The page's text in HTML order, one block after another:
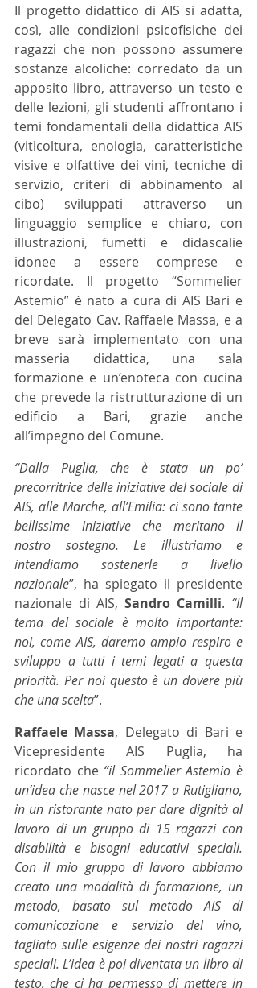
Il progetto didattico di AIS si adatta,
così, alle condizioni psicofisiche dei
ragazzi che non possono assumere
sostanze alcoliche: corredato da un
apposito libro, attraverso un testo e
delle lezioni, gli studenti affrontano i
temi fondamentali della didattica AIS
(viticoltura, enologia, caratteristiche
visive e olfattive dei vini, tecniche di
servizio, criteri di abbinamento al
cibo) sviluppati attraverso un
linguaggio semplice e chiaro, con
illustrazioni, fumetti e didascalie
idonee a essere comprese e
ricordate. Il progetto “Sommelier
Astemio” è nato a cura di AIS Bari e
del Delegato Cav. Raffaele Massa, e a
breve sarà implementato con una
masseria didattica, una sala
formazione e un’enoteca con cucina
che prevede la ristrutturazione di un
edificio a Bari, grazie anche
all’impegno del Comune.
“Dalla Puglia, che è stata un po’
precorritrice delle iniziative del sociale di
AIS, alle Marche, all’Emilia: ci sono tante
bellissime iniziative che meritano il
nostro sostegno. Le illustriamo e
intendiamo sostenerle a livello
nazionale”, ha spiegato il presidente
nazionale di AIS, Sandro Camilli. “Il
tema del sociale è molto importante:
noi, come AIS, daremo ampio respiro e
sviluppo a tutti i temi legati a questa
priorità. Per noi questo è un dovere più
che una scelta”.
Raffaele Massa, Delegato di Bari e
Vicepresidente AIS Puglia, ha
ricordato che “il Sommelier Astemio è
un’idea che nasce nel 2017 a Rutigliano,
in un ristorante nato per dare dignità al
lavoro di un gruppo di 15 ragazzi con
disabilità e bisogni educativi speciali.
Con il mio gruppo di lavoro abbiamo
creato una modalità di formazione, un
metodo, basato sul metodo AIS di
comunicazione e servizio del vino,
tagliato sulle esigenze dei nostri ragazzi
speciali. L’idea è poi diventata un libro di
testo, che ci ha permesso di mettere in